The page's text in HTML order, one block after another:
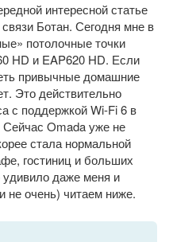
интересной статье
Ботан. Сегодня мне в
потолочные точки
HD и EAP620 HD. Если
привычные домашние
Это действительно
с поддержкой Wi-Fi 6 в
Сейчас Omada уже не
стала нормальной
гостиниц и больших
даже меня и
не очень) читаем ниже.